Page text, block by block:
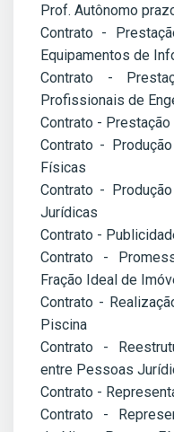
Prof. Autônomo
Contrato -
Equipamentos de
Contrato -
Profissionais de
Contrato -
Contrato -
Físicas
Contrato -
Jurídicas
Contrato -
Contrato -
Fração Ideal de
Contrato -
Piscina
Contrato -
entre Pessoas
Contrato -
Contrato -